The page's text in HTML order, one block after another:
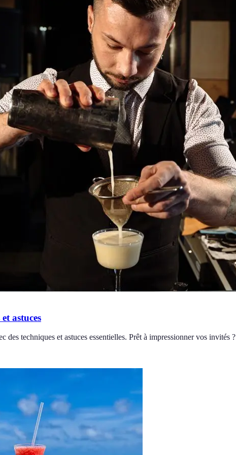
astuces
des techniques et astuces essentielles. Prêt à impressionner vos invités ?